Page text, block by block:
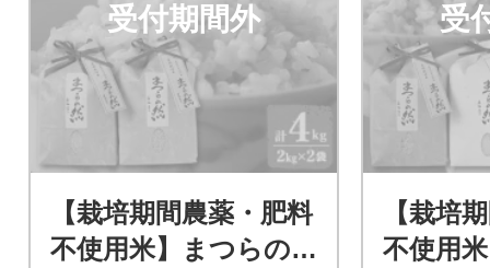
受付期間外
【栽培期間農薬・肥料
不使用米】まつらの
受
【栽培
不使用